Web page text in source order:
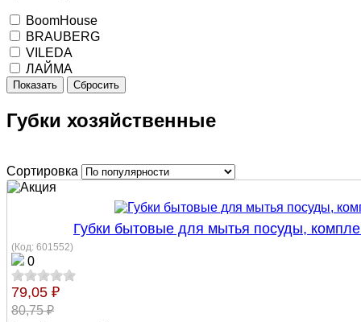
BoomHouse
BRAUBERG
VILEDA
ЛАЙМА
Показать Сбросить
Губки хозяйственные
Сортировка
Губки бытовые для мытья посуды,
(Код: 601552)
0
79,05 ₽
80,75 ₽